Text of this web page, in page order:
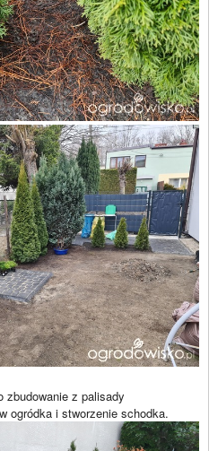
zbudowanie z palisady
ogródka i stworzenie schodka.